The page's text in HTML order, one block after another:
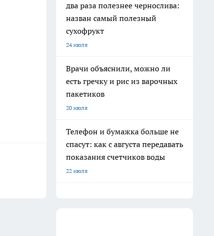
два раза полезнее чернослива:
назван самый полезный
сухофрукт
24 июля
Врачи объяснили, можно ли
есть гречку и рис из варочных
пакетиков
20 июля
Телефон и бумажка больше не
спасут: как с августа передавать
показания счетчиков воды
22 июля